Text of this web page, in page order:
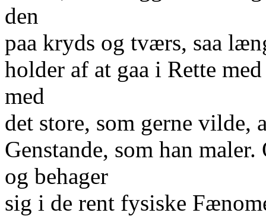
den
paa kryds og tværs, saa
holder af at gaa i Rette
med
det store, som gerne vilde,
Genstande, som han
og behager
sig i de rent fysiske